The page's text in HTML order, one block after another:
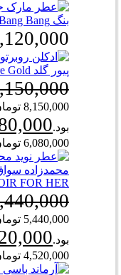
بنگ Marc Jacobs Bang Bang
پیور گلد Roberto Vizzari Pure Gold
8,150,000
بود.
6,080,000 تومان.
FOR HER
5,440,000
بود.
4,520,000 تومان.